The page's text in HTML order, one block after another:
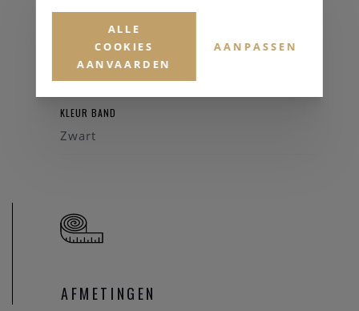
HORLOGEBAND
Leder
KLEUR BAND
Zwart
AFMETINGEN
ALLE
COOKIES
AANVAARDEN
AANPASSEN